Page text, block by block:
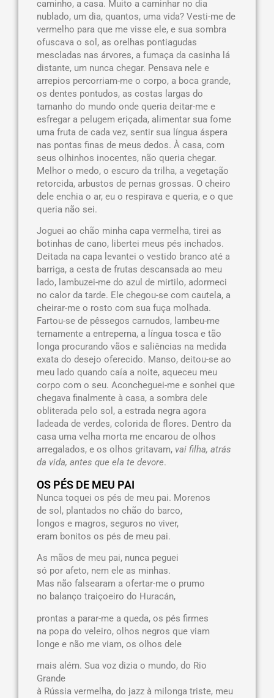
caminho, a casa. Muito a caminhar no dia
nublado, um dia, quantos, uma vida? Vesti-me de
vermelho para que me visse ele, e sua sombra
ofuscava o sol, as orelhas pontiagudas
mescladas nas árvores, a fumaça da casinha lá
distante, um nunca chegar. Pensava nele e
arrepios percorriam-me o corpo, a boca grande,
os dentes pontudos, as costas largas do
tamanho do mundo onde queria deitar-me e
esfregar a pelugem eriçada, alimentar sua fome
uma fruta de cada vez, sentir sua língua áspera
nas pontas finas de meus dedos. À casa, com
seus olhinhos inocentes, não queria chegar.
Melhor o medo, o escuro da trilha, a vegetação
retorcida, arbustos de pernas grossas. O cheiro
dele enchia o ar, eu o respirava e queria, e o que
queria não sei.
Joguei ao chão minha capa vermelha, tirei as
botinhas de cano, libertei meus pés inchados.
Deitada na capa levantei o vestido branco até a
barriga, a cesta de frutas descansada ao meu
lado, lambuzei-me do azul de mirtilo, adormeci
no calor da tarde. Ele chegou-se com cautela, a
cheirar-me o rosto com sua fuça molhada.
Fartou-se de pêssegos carnudos, lambeu-me
ternamente a entreperna, a língua tosca e tão
longa procurando vãos e saliências na medida
exata do desejo oferecido. Manso, deitou-se ao
meu lado quando caía a noite, aqueceu meu
corpo com o seu. Aconcheguei-me e sonhei que
chegava finalmente à casa, a sombra dele
obliterada pelo sol, a estrada negra agora
ladeada de verdes, colorida de flores. Dentro da
casa uma velha morta me encarou de olhos
arregalados, e os olhos gritavam, vai filha, atrás
da vida, antes que ela te devore.
OS PÉS DE MEU PAI
Nunca toquei os pés de meu pai. Morenos
de sol, plantados no chão do barco,
longos e magros, seguros no viver,
eram bonitos os pés de meu pai.
As mãos de meu pai, nunca peguei
só por afeto, nem ele as minhas.
Mas não falsearam a ofertar-me o prumo
no balanço traiçoeiro do Huracán,
prontas a parar-me a queda, os pés firmes
na popa do veleiro, olhos negros que viam
longe e não me viam, os olhos dele
mais além. Sua voz dizia o mundo, do Rio
Grande
à Rússia vermelha, do jazz à milonga triste, meu